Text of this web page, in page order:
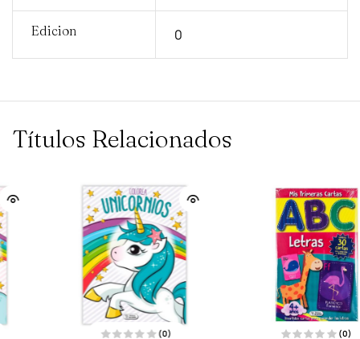
Edicion 0
Títulos Relacionados
(0) (0)